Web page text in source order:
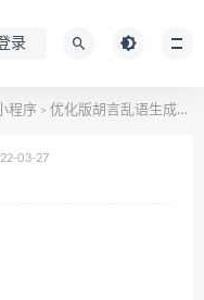
录
程序 > 优化版胡言乱语生成器小程序源码
03-27